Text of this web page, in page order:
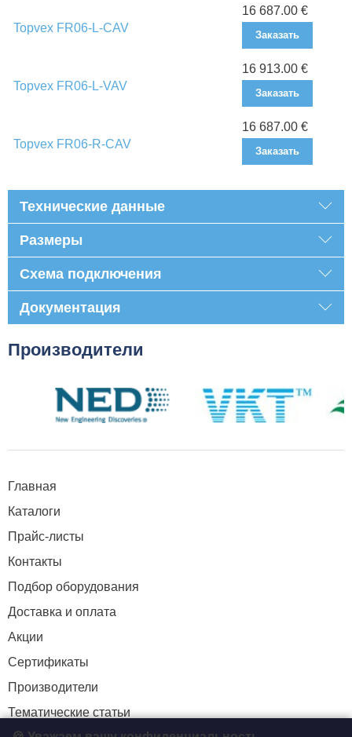
Topvex FR06-L-CAV
16 687.00 €
Заказать
Topvex FR06-L-VAV
16 913.00 €
Заказать
Topvex FR06-R-CAV
16 687.00 €
Заказать
Технические данные
Размеры
Схема подключения
Документация
Производители
Главная
Каталоги
Прайс-листы
Контакты
Подбор оборудования
Доставка и оплата
Акции
Сертификаты
Производители
Тематические статьи